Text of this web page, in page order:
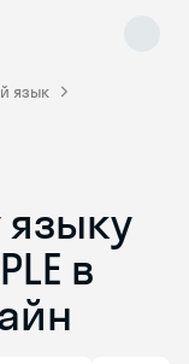
язык
языку
в